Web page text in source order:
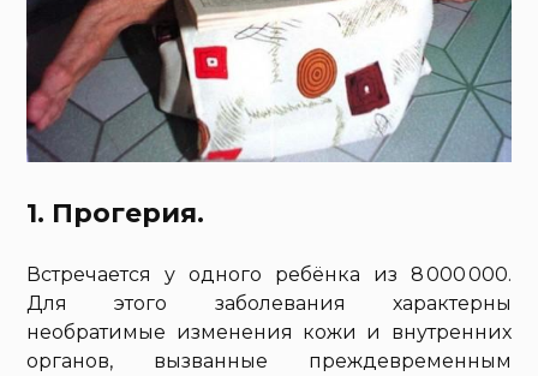
1. Прогерия.
Встречается у одного ребёнка из 8 000 000.
Для этого заболевания характерны
необратимые изменения кожи и внутренних
органов, вызванные преждевременным